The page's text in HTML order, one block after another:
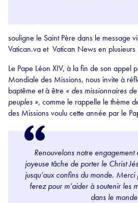
souligne le Saint Père dans le message
Vatican.va et Vatican News en plusieurs
Le Pape Léon XIV, à la fin de son appel
Mondiale des Missions, nous invite à
baptême et à être « des missionnaires
peuples », comme le rappelle le thème
des Missions voulu cette année par le
Renouvelons notre engagement
joyeuse tâche de porter le Christ
jusqu’aux confins du monde. Merci
ferez pour m’aider à soutenir les
dans le monde